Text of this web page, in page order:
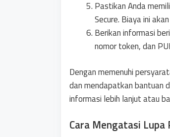
Pastikan Anda
Secure. Biaya ini
Berikan informasi
nomor token, dan
Dengan memenuhi
dan mendapatkan bantuan
informasi lebih lanjut atau
Cara Mengatasi Lupa